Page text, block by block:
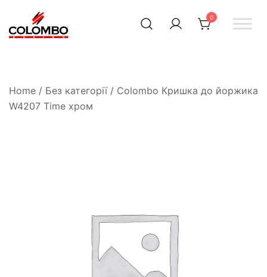
0
Home / Без категорії/ Colombo Кришка до йоржика
W4207 Time хром